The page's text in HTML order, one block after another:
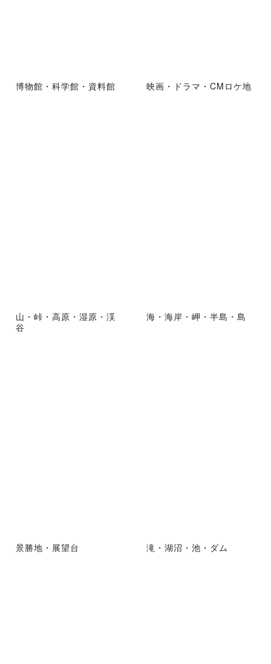
博物館・科学館・資料館 映画・ドラマ・CMロケ地
山・峠・高原・湿原・渓
谷
海・海岸・岬・半島・島
景勝地・展望台 滝・湖沼・池・ダム